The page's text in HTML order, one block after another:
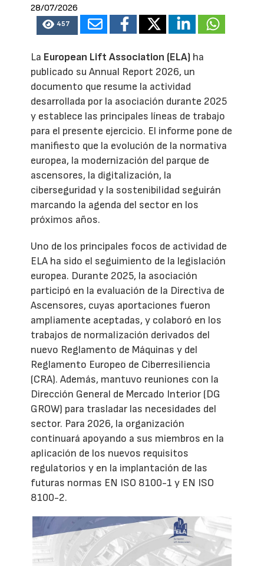
28/07/2026
457
La European Lift Association (ELA) ha
publicado su Annual Report 2026, un
documento que resume la actividad
desarrollada por la asociación durante 2025
y establece las principales líneas de trabajo
para el presente ejercicio. El informe pone de
manifiesto que la evolución de la normativa
europea, la modernización del parque de
ascensores, la digitalización, la
ciberseguridad y la sostenibilidad seguirán
marcando la agenda del sector en los
próximos años.
Uno de los principales focos de actividad de
ELA ha sido el seguimiento de la legislación
europea. Durante 2025, la asociación
participó en la evaluación de la Directiva de
Ascensores, cuyas aportaciones fueron
ampliamente aceptadas, y colaboró en los
trabajos de normalización derivados del
nuevo Reglamento de Máquinas y del
Reglamento Europeo de Ciberresiliencia
(CRA). Además, mantuvo reuniones con la
Dirección General de Mercado Interior (DG
GROW) para trasladar las necesidades del
sector. Para 2026, la organización
continuará apoyando a sus miembros en la
aplicación de los nuevos requisitos
regulatorios y en la implantación de las
futuras normas EN ISO 8100-1 y EN ISO
8100-2.